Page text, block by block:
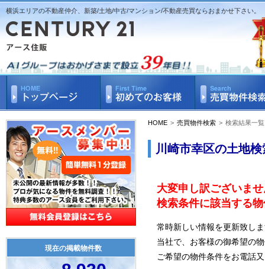
横浜エリアの不動産仲介、新築/土地/中古/マンション/不動産売買ならおまかせ下さい。
HOME > 売買物件検索 > 検索結果一覧
川崎市幸区の土地
大変申し訳ございま
検索条件に該当する
常時新しい情報を更新致し
当社で、お客様の御希望の
ご希望の物件条件をお電話
現在の掲載物件数